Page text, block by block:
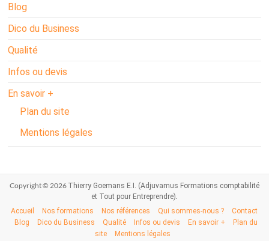
Blog
Dico du Business
Qualité
Infos ou devis
En savoir +
Plan du site
Mentions légales
Copyright © 2026 Thierry Goemans E.I. (Adjuvamus Formations comptabilité
et Tout pour Entreprendre)
Accueil Nos formations Nos références Qui sommes-nous ?
Contact
Blog
Dico du Business Qualité Infos ou devis En savoir +
Plan du
site
Mentions légales